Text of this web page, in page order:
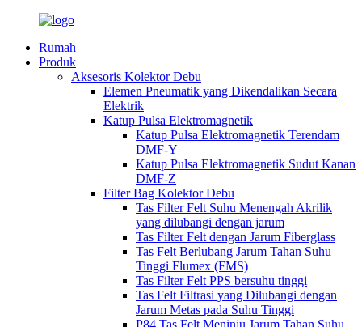
Rumah
Produk
Aksesoris Kolektor Debu
Elemen Pneumatik yang Dikendalikan Secara
Elektrik
Katup Pulsa Elektromagnetik
Katup Pulsa Elektromagnetik Terendam
DMF-Y
Katup Pulsa Elektromagnetik Sudut Kanan
DMF-Z
Filter Bag Kolektor Debu
Tas Filter Felt Suhu Menengah Akrilik
yang dilubangi dengan jarum
Tas Filter Felt dengan Jarum Fiberglass
Tas Felt Berlubang Jarum Tahan Suhu
Tinggi Flumex (FMS)
Tas Filter Felt PPS bersuhu tinggi
Tas Felt Filtrasi yang Dilubangi dengan
Jarum Metas pada Suhu Tinggi
P84 Tas Felt Meninju Jarum Tahan Suhu